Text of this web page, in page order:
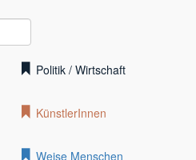
Politik / Wirtschaft
KünstlerInnen
Weise Menschen